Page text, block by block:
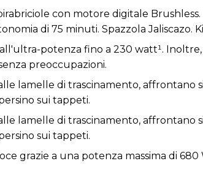
con motore digitale
di 75 minuti. Spazzola Jaliscazo.
potenza fino a 230 watt¹.
preoccupazioni.
lamelle di trascinamento, affrontano
sui tappeti.
lamelle di trascinamento, affrontano
sui tappeti.
grazie a una potenza massima di 680